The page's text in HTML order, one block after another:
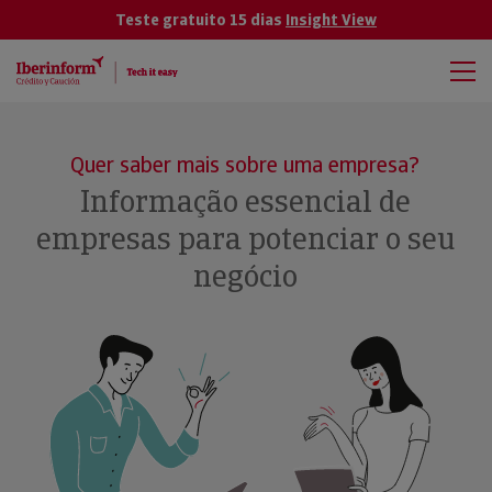
Teste gratuito 15 dias Insight View
Quer saber mais sobre uma empresa?
Informação essencial de
empresas para potenciar o seu
negócio